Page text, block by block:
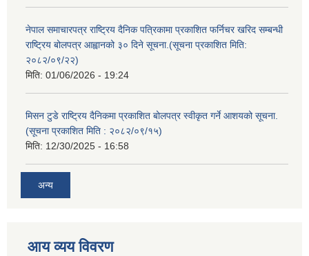
नेपाल समाचारपत्र राष्ट्रिय दैनिक पत्रिकामा प्रकाशित फर्निचर खरिद सम्बन्धी
राष्ट्रिय बोलपत्र आह्वानको ३० दिने सूचना.(सूचना प्रकाशित मिति:
२०८२/०९/२२)
मिति: 01/06/2026 - 19:24
मिसन टुडे राष्ट्रिय दैनिकमा प्रकाशित बोलपत्र स्वीकृत गर्ने आशयको सूचना.
(सूचना प्रकाशित मिति : २०८२/०९/१५)
मिति: 12/30/2025 - 16:58
अन्य
आय व्यय विवरण